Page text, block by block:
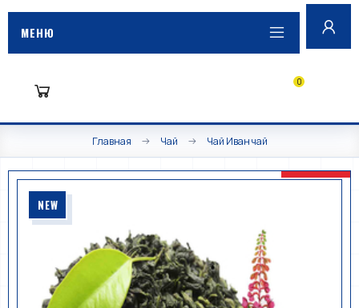
МЕНЮ
0
Главная Чай Чай Иван чай
NEW